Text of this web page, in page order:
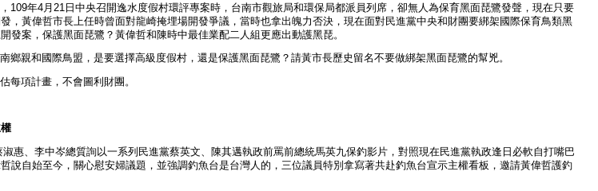
年4月21日中央召開逸水度假村環評專案時，台南市觀旅局和環保局都派員列席，卻無人為保育黑面琵鷺發聲，現在只要
，黃偉哲市長上任時曾面對龍崎掩埋場開發爭議，當時也拿出魄力否決，現在面對民進黨中央和財團要綁架國際保育鳥類黑
發案，保護黑面琵鷺？黃偉哲和陳時中最佳業配二人組更應出動護黑琵。
親和國際鳥盟，是要選擇高級度假村，還是保護黑面琵鷺？請黃市長歷史留名不要做綁架黑面琵鷺的幫兇。
每項計畫，不會圖利財團。
惠、李中岑總質詢以一系列民進黨蔡英文、陳其邁執政前罵前總統馬英九保釣影片，對照現在民進黨執政逢日必軟自打嘴巴
說自始至今，關心慰安婦議題，並強調釣魚台是台灣人的，三位議員特別拿寫著共赴釣魚台宣示主權看板，邀請黃偉哲護釣